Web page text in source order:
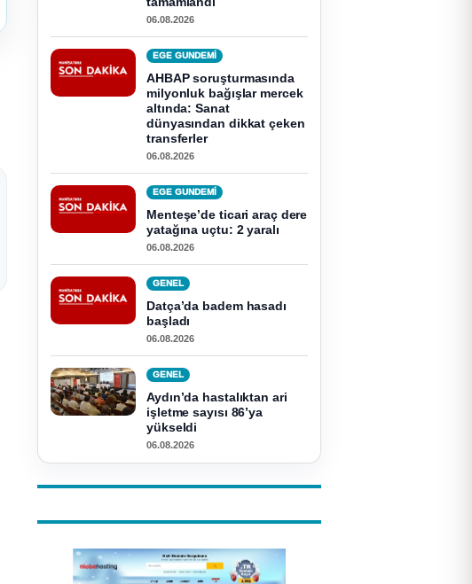
06.08.2026
EGE GUNDEMİ
AHBAP soruşturmasında
milyonluk bağışlar mercek
altında: Sanat
dünyasından dikkat çeken
transferler
06.08.2026
EGE GUNDEMİ
Menteşe’de ticari araç dere
yatağına uçtu: 2 yaralı
06.08.2026
GENEL
Datça’da badem hasadı
başladı
06.08.2026
GENEL
Aydın’da hastalıktan ari
işletme sayısı 86’ya
yükseldi
06.08.2026